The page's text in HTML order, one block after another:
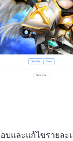
บและแก้ไขรายล